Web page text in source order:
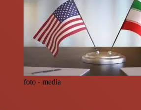
foto - media